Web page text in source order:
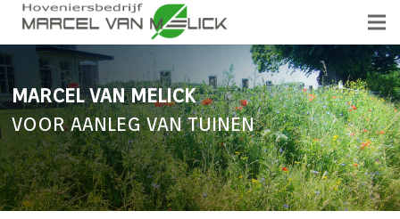
MARCEL VAN MELICK
VOOR AANLEG VAN TUINEN